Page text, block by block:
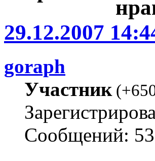
29.12.2007
goraph
Участник(
Сообщений: